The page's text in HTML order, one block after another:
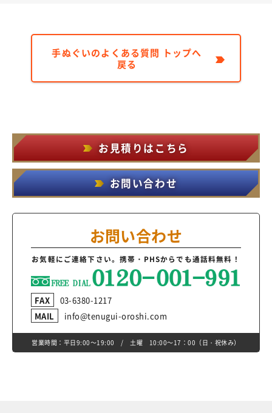
手ぬぐいのよくある質問 トップへ
戻る
お見積りはこちら
お問い合わせ
お問い合わせ
お気軽にご連絡下さい。携帯・PHSからでも通話料無料！
FAX
03-6380-1217
MAIL
info@tenugui-oroshi.com
営業時間：平日9:00～19:00 / 土曜 10:00～17：00（日・祝休み）